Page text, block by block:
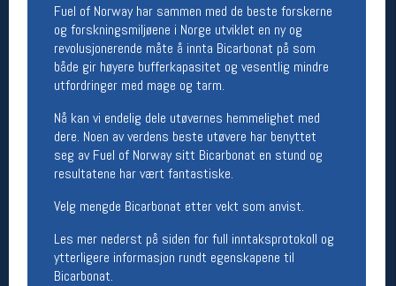
Fuel of Norway har sammen med de beste forskerne
og forskningsmiljøene i Norge utviklet en ny og
revolusjonerende måte å innta Bicarbonat på som
både gir høyere bufferkapasitet og vesentlig mindre
utfordringer med mage og tarm.
Nå kan vi endelig dele utøvernes hemmelighet med
dere. Noen av verdens beste utøvere har benyttet
seg av Fuel of Norway sitt Bicarbonat en stund og
resultatene har vært fantastiske.
Velg mengde Bicarbonat etter vekt som anvist.
Les mer nederst på siden for full inntaksprotokoll og
ytterligere informasjon rundt egenskapene til
Bicarbonat.
nettbutikken og trykke på den nederste blå
linjen
Betingelser
Salgsbetingelser
Personsvernerklæring
Informasjonskapsler
Bærekraft
Org. nr: 976754360
Ledige stillinger
Ledige stillinger